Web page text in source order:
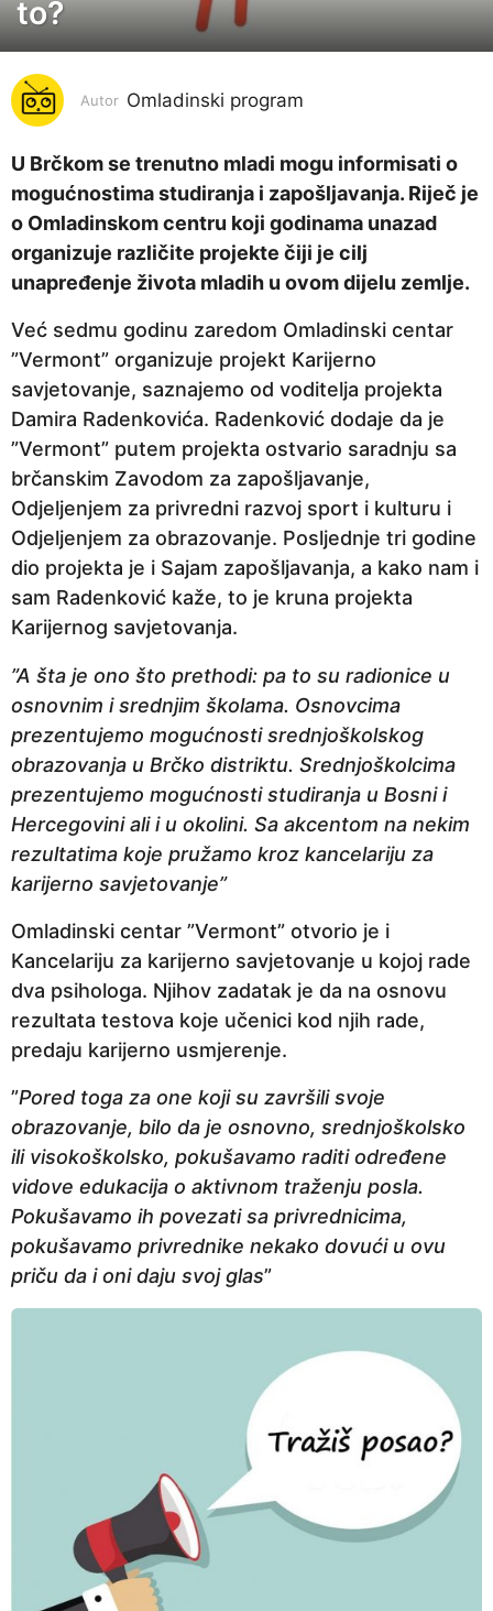
g
n
a
p
r
i
j
7
g
o
d
n
a
p
r
i
j
to?
Autor Omladinski program
U Brčkom se trenutno mladi mogu informisati o
mogućnostima studiranja i zapošljavanja. Riječ je
o Omladinskom centru koji godinama unazad
organizuje različite projekte čiji je cilj
unapređenje života mladih u ovom dijelu zemlje.
Već sedmu godinu zaredom Omladinski centar
”Vermont” organizuje projekt Karijerno
savjetovanje, saznajemo od voditelja projekta
Damira Radenkovića. Radenković dodaje da je
”Vermont” putem projekta ostvario saradnju sa
brčanskim Zavodom za zapošljavanje,
Odjeljenjem za privredni razvoj sport i kulturu i
Odjeljenjem za obrazovanje. Posljednje tri godine
dio projekta je i Sajam zapošljavanja, a kako nam i
sam Radenković kaže, to je kruna projekta
Karijernog savjetovanja.
”A šta je ono što prethodi: pa to su radionice u
osnovnim i srednjim školama. Osnovcima
prezentujemo mogućnosti srednjoškolskog
obrazovanja u Brčko distriktu. Srednjoškolcima
prezentujemo mogućnosti studiranja u Bosni i
Hercegovini ali i u okolini. Sa akcentom na nekim
rezultatima koje pružamo kroz kancelariju za
karijerno savjetovanje”
Omladinski centar ”Vermont” otvorio je i
Kancelariju za karijerno savjetovanje u kojoj rade
dva psihologa. Njihov zadatak je da na osnovu
rezultata testova koje učenici kod njih rade,
predaju karijerno usmjerenje.
”Pored toga za one koji su završili svoje
obrazovanje, bilo da je osnovno, srednjoškolsko
ili visokoškolsko, pokušavamo raditi određene
vidove edukacija o aktivnom traženju posla.
Pokušavamo ih povezati sa privrednicima,
pokušavamo privrednike nekako dovući u ovu
priču da i oni daju svoj glas”